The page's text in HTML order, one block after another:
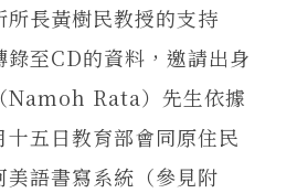
所長黃樹民教授的支持
錄至CD的資料，邀請出身
Namoh Rata）先生依據
五日教育部會同原住民
語書寫系統（參見附